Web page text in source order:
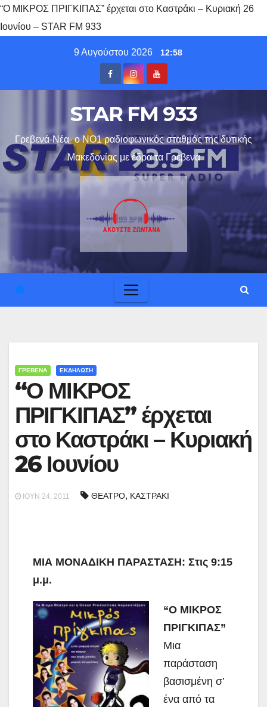
“Ο ΜΙΚΡΟΣ ΠΡΙΓΚΙΠΑΣ” έρχεται στο Καστράκι – Κυριακή 26
Ιουνίου – STAR FM 933
9 Αυγούστου 2026 12:58
STAR FM 933
Γρεβενά-Νέα- ο ΝΟ1 ραδιοφωνικός σταθμός της δυτικής
Μακεδονίας με έδρα τα Γρεβενα
ΓΡΕΒΕΝΑ ΕΚΔΗΛΩΣΗ
“Ο ΜΙΚΡΟΣ
ΠΡΙΓΚΙΠΑΣ” έρχεται
στο Καστράκι – Κυριακή
26 Ιουνίου
ΙΟΎΝ 24, 2011 ΘΕΑΤΡΟ, ΚΑΣΤΡΑΚΙ
ΜΙΑ ΜΟΝΑΔΙΚΗ ΠΑΡΑΣΤΑΣΗ: Στις 9:15
μ.μ.
“Ο ΜΙΚΡΟΣ
ΠΡΙΓΚΙΠΑΣ”
Μια
παράσταση
βασισμένη σ’
ένα από τα